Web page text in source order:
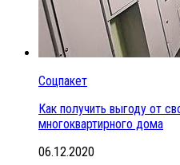
Соцпакет
Как получить выгоду от
многоквартирного дома
06.12.2020